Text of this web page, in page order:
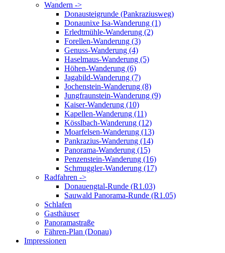
Wandern ->
Donausteigrunde (Pankraziusweg)
Donaunixe Isa-Wanderung (1)
Erledtmühle-Wanderung (2)
Forellen-Wanderung (3)
Genuss-Wanderung (4)
Haselmaus-Wanderung (5)
Höhen-Wanderung (6)
Jagabild-Wanderung (7)
Jochenstein-Wanderung (8)
Jungfraunstein-Wanderung (9)
Kaiser-Wanderung (10)
Kapellen-Wanderung (11)
Kösslbach-Wanderung (12)
Moarfelsen-Wanderung (13)
Pankrazius-Wanderung (14)
Panorama-Wanderung (15)
Penzenstein-Wanderung (16)
Schmuggler-Wanderung (17)
Radfahren ->
Donauengtal-Runde (R1.03)
Sauwald Panorama-Runde (R1.05)
Schlafen
Gasthäuser
Panoramastraße
Fähren-Plan (Donau)
Impressionen